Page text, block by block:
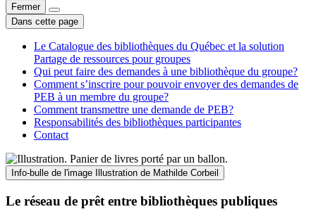
Fermer
Dans cette page
Le Catalogue des bibliothèques du Québec et la solution
Partage de ressources pour groupes
Qui peut faire des demandes à une bibliothèque du groupe?
Comment s’inscrire pour pouvoir envoyer des demandes de
PEB à un membre du groupe?
Comment transmettre une demande de PEB?
Responsabilités des bibliothèques participantes
Contact
Info-bulle de l'image Illustration de Mathilde Corbeil
Le réseau de prêt entre bibliothèques publiques